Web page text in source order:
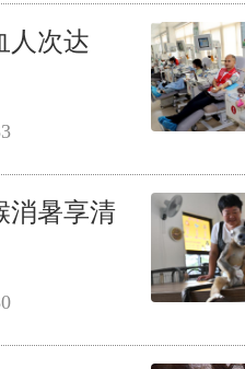
人次达
消暑享清